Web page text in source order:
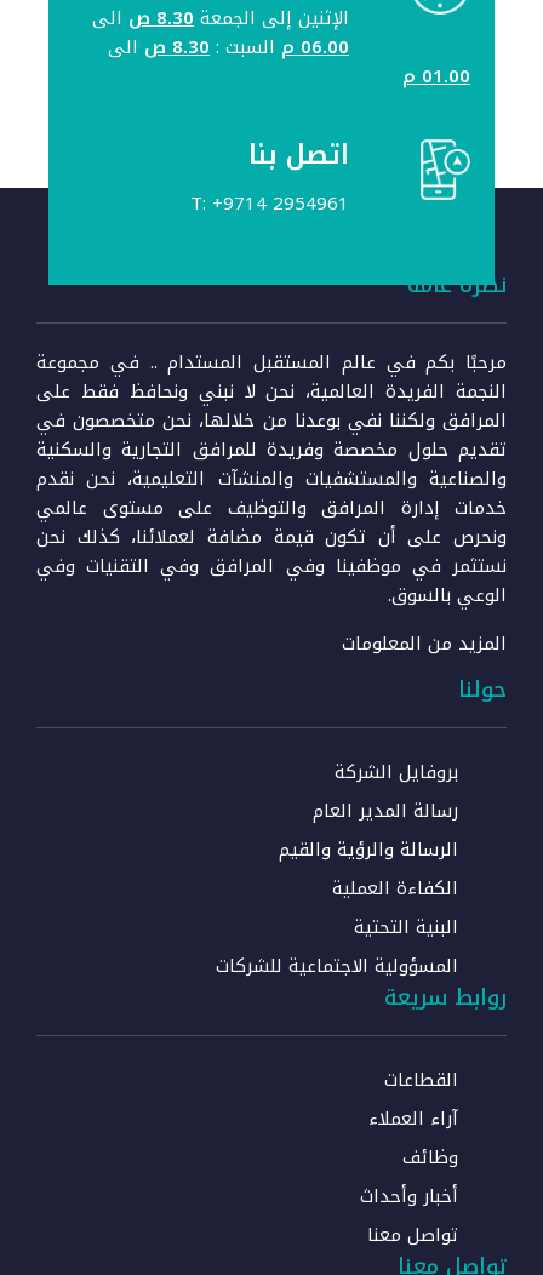
الإثنين إلى الجمعة8.30 ص
الى
06.00 م
السبت :8.30 ص
الى
01.00 م
اتصل بنا
T: +9714 2954961
نظرة عامة
مرحبًا بكم في عالم المستقبل المستدام .. في مجموعة
النجمة الفريدة العالمية، نحن لا نبني ونحافظ فقط على
المرافق ولكننا نفي بوعدنا من خلالها، نحن متخصصون في
تقديم حلول مخصصة وفريدة للمرافق التجارية والسكنية
والصناعية والمستشفيات والمنشآت التعليمية، نحن نقدم
خدمات إدارة المرافق والتوظيف على مستوى عالمي
ونحرص على أن تكون قيمة مضافة لعملائنا، كذلك نحن
نستثمر في موظفينا وفي المرافق وفي التقنيات وفي
الوعي بالسوق.
المزيد من المعلومات
حولنا
بروفايل الشركة
رسالة المدير العام
الرسالة والرؤية والقيم
الكفاءة العملية
البنية التحتية
المسؤولية الاجتماعية للشركات
روابط سريعة
القطاعات
آراء العملاء
وظائف
أخبار وأحداث
تواصل معنا